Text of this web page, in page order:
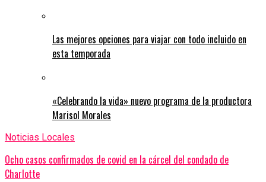
Las mejores opciones para viajar con todo incluido en
esta temporada
«Celebrando la vida» nuevo programa de la productora
Marisol Morales
Noticias Locales
Ocho casos confirmados de covid en la cárcel del condado de
Charlotte